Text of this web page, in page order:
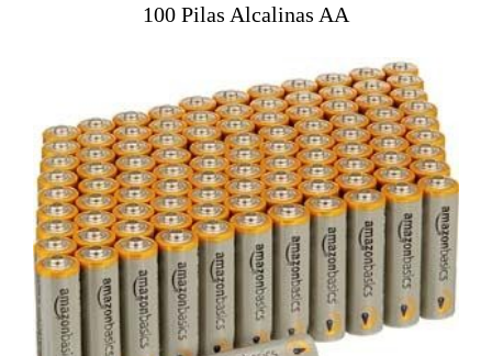
100 Pilas Alcalinas AA